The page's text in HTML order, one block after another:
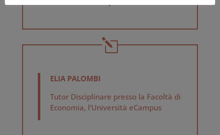
ELIA PALOMBI
Tutor Disciplinare presso la Facoltà di
Economia, l’Università eCampus